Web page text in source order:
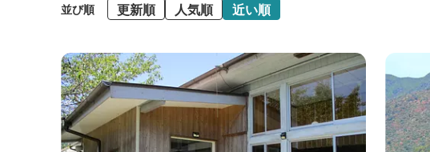
並び順 更新順 人気順 近い順